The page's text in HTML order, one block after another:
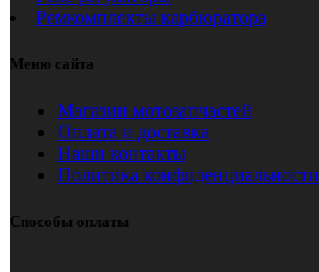
Ремкомплекты карбюратора
Меню сайта
Магазин мотозапчастей
Оплата и доставка
Наши контакты
Политика конфиденциальности
Способы оплаты